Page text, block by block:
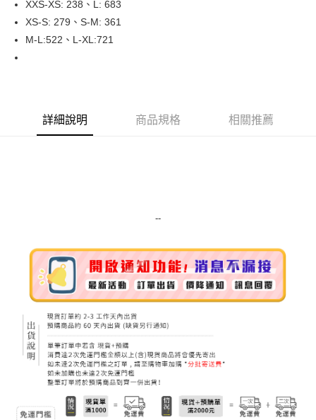
街口支付
7-11取貨付款
每筆NT$80，滿NT$999(含以上)免運費
7-11純取貨 (先付款
每筆NT$80，滿NT$999(含以上)免運費
宅配
每筆NT$100，滿NT$999(含以上)免運費
每筆NT$250，滿NT$3,000(含以上)免運費
XXS-XS: 238、L: 683
XS-S: 279、S-M: 361
M-L:522、L-XL:721
詳細說明 商品規格 相關推薦
--